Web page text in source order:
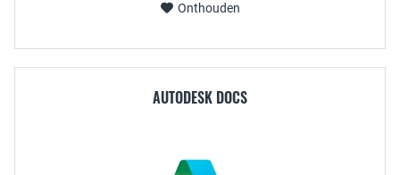
Onthouden
AUTODESK DOCS